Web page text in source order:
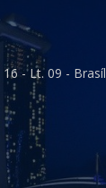
16 - Lt. 09 -